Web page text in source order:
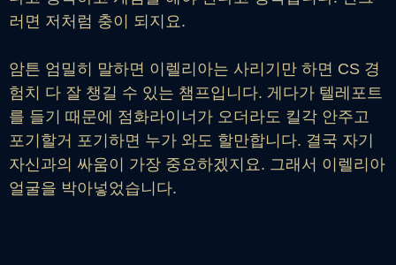
러면 저처럼 충이 되지요.
암튼 엄밀히 말하면 이렐리아는 사리기만 하면 CS 경
험치 다 잘 챙길 수 있는 챔프입니다. 게다가 텔레포트
를 들기 때문에 점화라이너가 오더라도 킬각 안주고
포기할거 포기하면 누가 와도 할만합니다. 결국 자기
자신과의 싸움이 가장 중요하겠지요. 그래서 이렐리아
얼굴을 박아넣었습니다.